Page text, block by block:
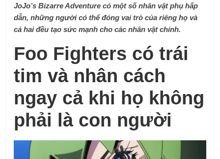
JoJo’s Bizarre Adventure có một số nhân vật phụ hấp
dẫn, những người có thể đóng vai trò của riêng họ và
cả hai đều tạo sức mạnh cho các nhân vật chính.
Foo Fighters có trái
tim và nhân cách
ngay cả khi họ không
phải là con người